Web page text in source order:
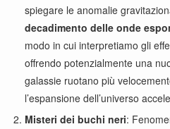
spiegare le anomalie
decadimento delle onde
modo in cui interpretiamo gli
offrendo potenzialmente una
galassie ruotano più
l’espansione dell’universo
Misteri dei buchi neri: